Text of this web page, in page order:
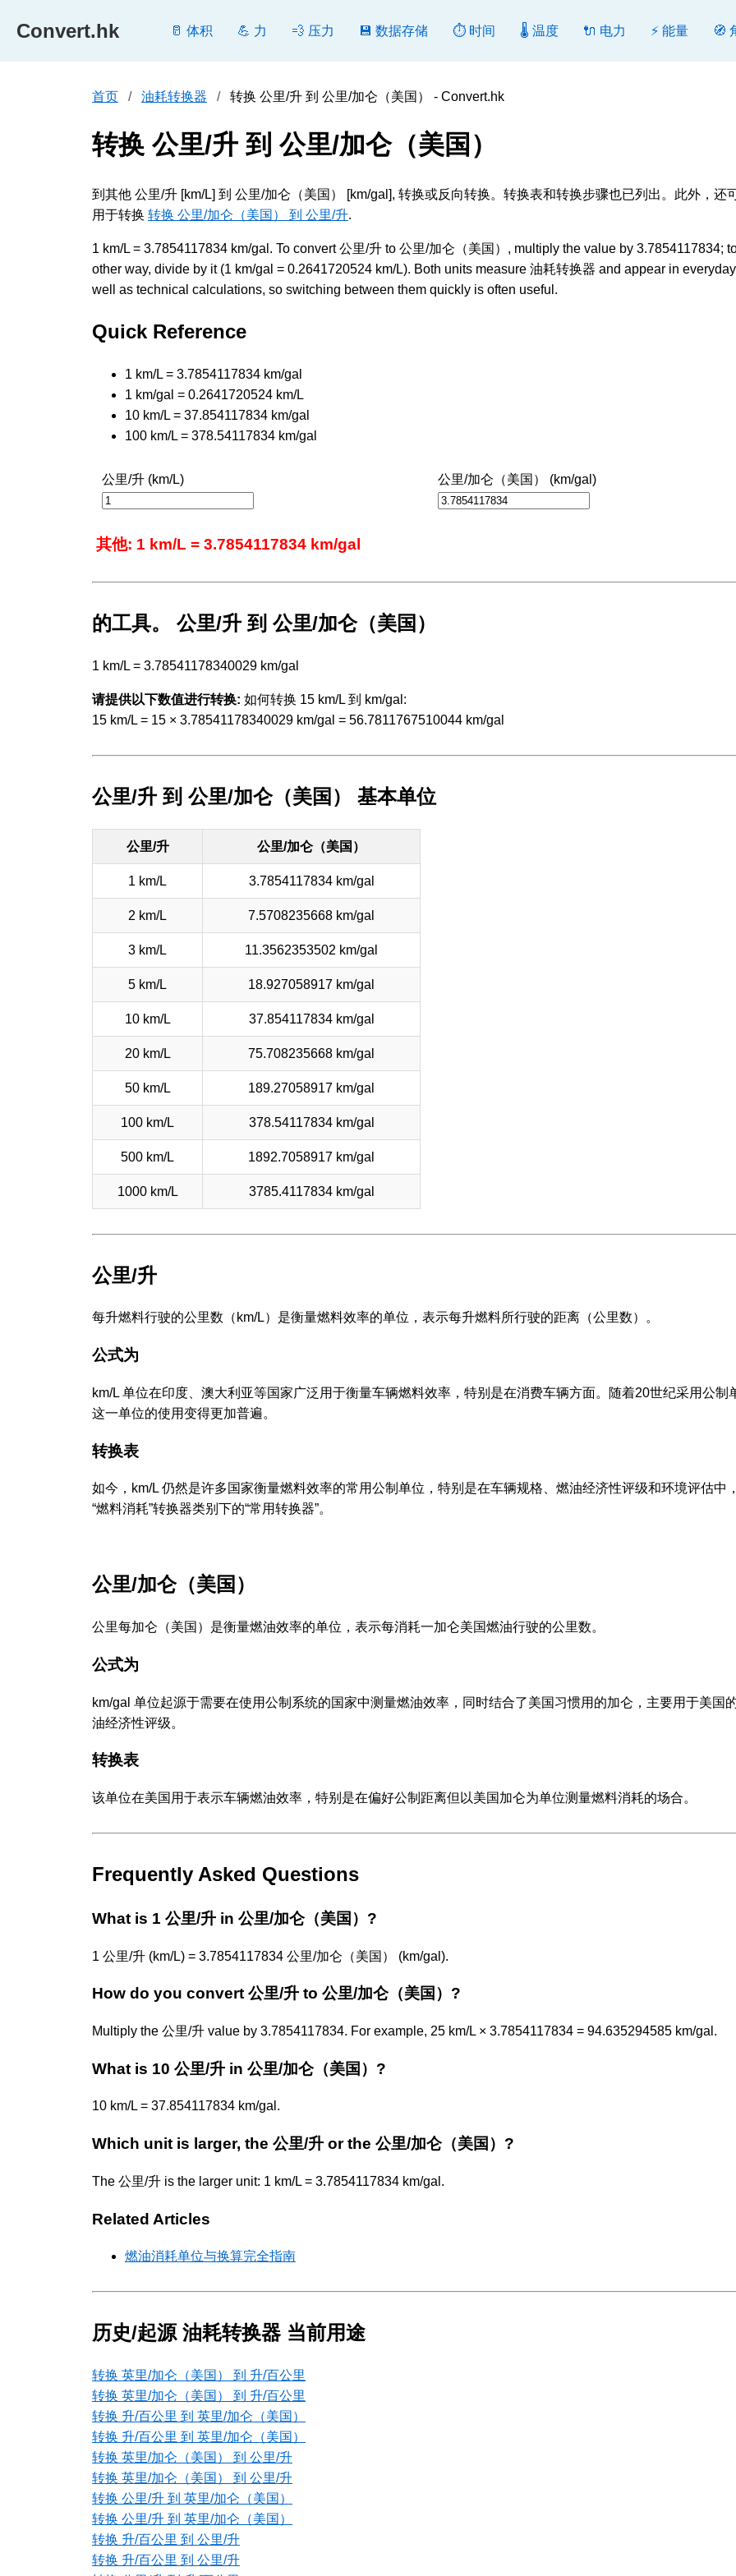
Convert.hk 🥛 体积 💪 力 💨 压力 💾 数据存储 ⏱️ 时间 🌡️ 温度 🔌 电力 ⚡ 能量 🧭
首页 油耗转换器 转换 公里/升 到 公里/加仑（美国） - Convert.hk
转换 公里/升 到 公里/加仑（美国）
到其他 公里/升 [km/L] 到 公里/加仑（美国） [km/gal], 转换或反向转换。转换表和转换步骤也已列出。此外，还
用于转换 转换 公里/加仑（美国） 到 公里/升.
1 km/L = 3.7854117834 km/gal. To convert 公里/升 to 公里/加仑（美国）, multiply the value by 3.7854117834;
other way, divide by it (1 km/gal = 0.2641720524 km/L). Both units measure 油耗转换器 and appear in
well as technical calculations, so switching between them quickly is often useful.
Quick Reference
1 km/L = 3.7854117834 km/gal
1 km/gal = 0.2641720524 km/L
10 km/L = 37.854117834 km/gal
100 km/L = 378.54117834 km/gal
公里/升 (km/L) 公里/加仑（美国） (km/gal)
其他: 1 km/L = 3.7854117834 km/gal
的工具。 公里/升 到 公里/加仑（美国）
1 km/L = 3.78541178340029 km/gal
请提供以下数值进行转换: 如何转换 15 km/L 到 km/gal:
15 km/L = 15 × 3.78541178340029 km/gal = 56.7811767510044 km/gal
公里/升 到 公里/加仑（美国） 基本单位
公里/升 公里/加仑（美国）
1 km/L 3.7854117834 km/gal
2 km/L 7.5708235668 km/gal
3 km/L 11.3562353502 km/gal
5 km/L 18.927058917 km/gal
10 km/L 37.854117834 km/gal
20 km/L 75.708235668 km/gal
50 km/L 189.27058917 km/gal
100 km/L 378.54117834 km/gal
500 km/L 1892.7058917 km/gal
1000 km/L 3785.4117834 km/gal
公里/升
每升燃料行驶的公里数（km/L）是衡量燃料效率的单位，表示每升燃料所行驶的距离（公里数）。
公式为
km/L 单位在印度、澳大利亚等国家广泛用于衡量车辆燃料效率，特别是在消费车辆方面。随着20世纪采用公制
这一单位的使用变得更加普遍。
转换表
如今，km/L 仍然是许多国家衡量燃料效率的常用公制单位，特别是在车辆规格、燃油经济性评级和环境评估中
“燃料消耗”转换器类别下的“常用转换器”。
公里/加仑（美国）
公里每加仑（美国）是衡量燃油效率的单位，表示每消耗一加仑美国燃油行驶的公里数。
公式为
km/gal 单位起源于需要在使用公制系统的国家中测量燃油效率，同时结合了美国习惯用的加仑，主要用于美国
油经济性评级。
转换表
该单位在美国用于表示车辆燃油效率，特别是在偏好公制距离但以美国加仑为单位测量燃料消耗的场合。
Frequently Asked Questions
What is 1 公里/升 in 公里/加仑（美国）?
1 公里/升 (km/L) = 3.7854117834 公里/加仑（美国） (km/gal).
How do you convert 公里/升 to 公里/加仑（美国）?
Multiply the 公里/升 value by 3.7854117834. For example, 25 km/L × 3.7854117834 = 94.635294585 km/gal.
What is 10 公里/升 in 公里/加仑（美国）?
10 km/L = 37.854117834 km/gal.
Which unit is larger, the 公里/升 or the 公里/加仑（美国）?
The 公里/升 is the larger unit: 1 km/L = 3.7854117834 km/gal.
Related Articles
燃油消耗单位与换算完全指南
历史/起源 油耗转换器 当前用途
转换 英里/加仑（美国） 到 升/百公里
转换 英里/加仑（美国） 到 升/百公里
转换 升/百公里 到 英里/加仑（美国）
转换 升/百公里 到 英里/加仑（美国）
转换 英里/加仑（美国） 到 公里/升
转换 英里/加仑（美国） 到 公里/升
转换 公里/升 到 英里/加仑（美国）
转换 公里/升 到 英里/加仑（美国）
转换 升/百公里 到 公里/升
转换 升/百公里 到 公里/升